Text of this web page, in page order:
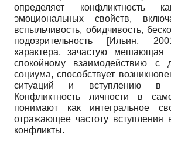
определяет конфликтность
эмоциональных свойств,
вспыльчивость, обидчивость,
подозрительность
[Ильин,
характера, зачастую мешающая
спокойному взаимодействию с
социума, способствует
ситуаций и вступлению в
Конфликтность личности в
понимают как интегральное
отражающее частоту вступления
конфликты.